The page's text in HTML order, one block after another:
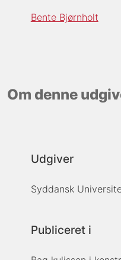
Bente Bjørnholt
Om denne
Udgiver
Syddansk
Publiceret i